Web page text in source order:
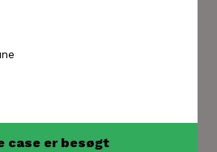
case er besøgt